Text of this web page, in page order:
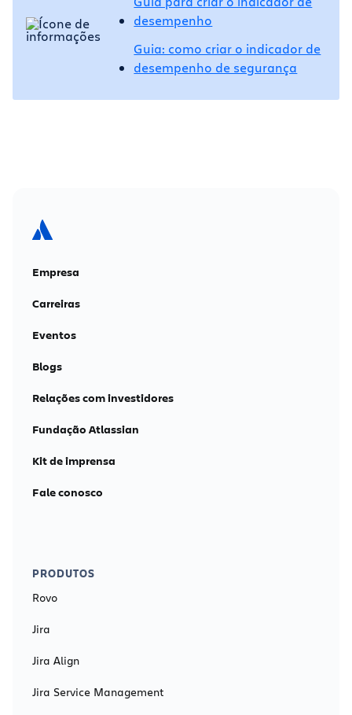
desempenho
Guia: como criar o indicador de
desempenho de segurança
Empresa
Carreiras
Eventos
Blogs
Relações com investidores
Fundação Atlassian
Kit de imprensa
Fale conosco
PRODUTOS
Rovo
Jira
Jira Align
Jira Service Management